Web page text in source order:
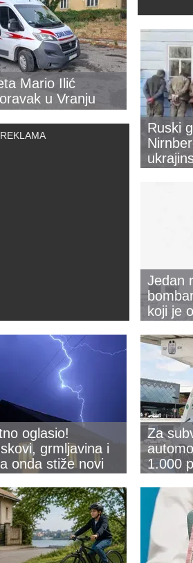
Mario Ilić
u Vranju
Ruski
Jedan
koji je
oglasio!
grmljavina i
onda stiže novi
Za
1.000